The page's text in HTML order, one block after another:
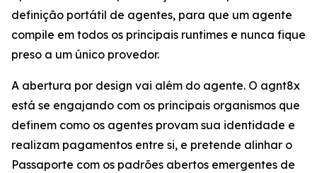
definição portátil de agentes, para que um agente
compile em todos os principais runtimes e nunca fique
preso a um único provedor.
A abertura por design vai além do agente. O agnt8x
está se engajando com os principais organismos que
definem como os agentes provam sua identidade e
realizam pagamentos entre si, e pretende alinhar o
Passaporte com os padrões abertos emergentes de